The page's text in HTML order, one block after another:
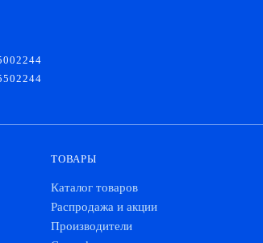
ТОВАРЫ
Каталог товаров
Распродажа и акции
Производители